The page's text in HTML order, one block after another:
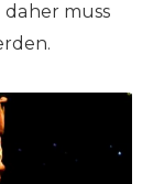
muss